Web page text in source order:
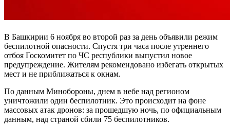
В Башкирии 6 ноября во второй раз за день объявили режим
беспилотной опасности. Спустя три часа после утреннего
отбоя Госкомитет по ЧС республики выпустил новое
предупреждение. Жителям рекомендовано избегать открытых
мест и не приближаться к окнам.
По данным Минобороны, днем в небе над регионом
уничтожили один беспилотник. Это происходит на фоне
массовых атак дронов: за прошедшую ночь, по официальным
данным, над страной сбили 75 беспилотников.